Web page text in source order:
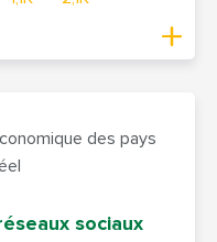
des pays
sociaux